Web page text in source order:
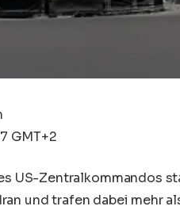
GMT+2
US-Zentralkommandos
und trafen dabei mehr